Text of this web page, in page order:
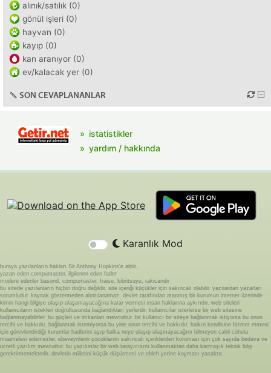
alınık/satılık (0)
gönül işleri (0)
hayvan (0)
kayıp (0)
kan aranıyor (0)
ev/kalacak yer (0)
SON CEVAPLANANLAR
istatistikler
yardım / hakkında
Karanlık Mod
buraya yazılanların hakları Sir Anthony Hopkins'e aittir.
yazan eden compumaster, ilgilenen eden fader
modere edenler basond, compumaster, fraise, kibritsuyu, rakicandir
bu sitede yazılanların hiçbiri doğru değildir. site içeriği küçükler için sakıncalı olabilir. yazılardan yazarları
sorumludur. kaynak göstermeden alıntılanamaz. devlet tarafından atanmış bir kurumun internet üzerinde
kimin hangi bilgiye ulaşıp ulaşamayacağına karar vermesi insan haklarına aykırıdır. web siteleri
kullanıcıların istekleri doğrultusunda bağlandıkları yerlerdir. kullanıcılar isterlerse bir web sitesine
bağlanmayabilirler. bu güçleri ve imkanları mevcuttur. bir kullanıcı bir siteye bağlanmak istiyorsa bu onun
tercihi ve hakkıdır. bağlanmak istemiyorsa bu yine onun tercihi ve hakkıdır. halkın kendisine hizmet etmesi
için görevlendirdiği kurumlar hadlerini aşıp halka neye ulaşıp ulaşmayacağını bilmeyen cahil cühela
muamelesi edemezler. ebeveynlerin çocuklarını sakıncalı içeriklerden koruması için çok sayıda bedava ve
ücretli yazılım mevcuttur. bu yazılımlar bir web tarayıcısını kullanmaktan daha karmaşık teknik bilgi
gerektirmemektedir. devletin milletini küçük düşürmesi ve ebleh yerine koyması yasaktır.